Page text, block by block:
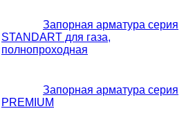
Запорная арматура серия
STANDART для газа,
полнопроходная
Запорная арматура серия
PREMIUM